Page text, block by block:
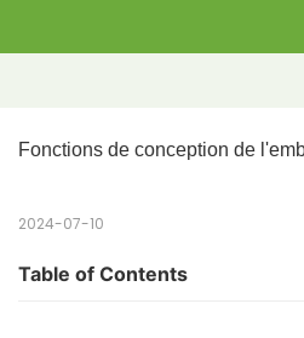
Fonctions de conception de
2024-07-10
Table of Contents